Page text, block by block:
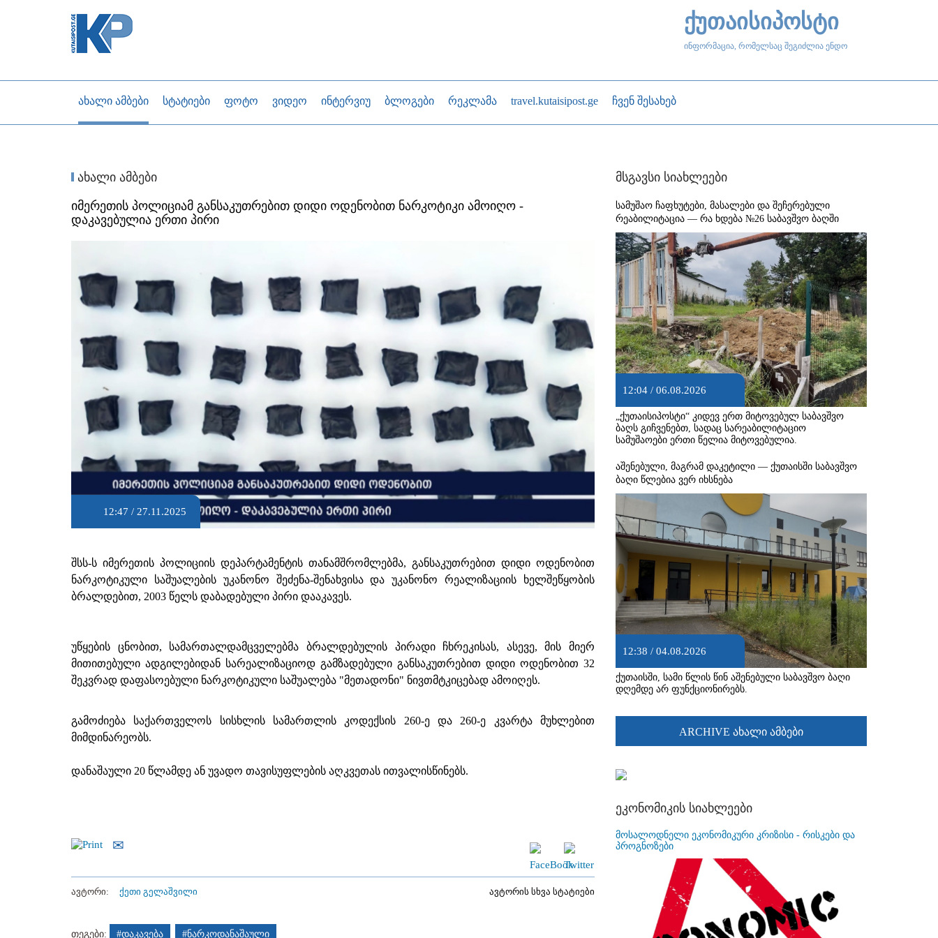
ქუთაისიპოსტი
ინფორმაცია, რომელსაც შეგიძლია ენდო
ახალი ამბები სტატიები ფოტო ვიდეო ინტერვიუ ბლოგები რეკლამა travel.kutaisipost.ge ჩვენ შესახებ
ახალი ამბები
იმერეთის პოლიციამ განსაკუთრებით დიდი ოდენობით ნარკოტიკი ამოიღო -
დაკავებულია ერთი პირი
12:47 / 27.11.2025
შსს-ს იმერეთის პოლიციის დეპარტამენტის თანამშრომლებმა, განსაკუთრებით დიდი ოდენობით
ნარკოტიკული საშუალების უკანონო შეძენა-შენახვისა და უკანონო რეალიზაციის ხელშეწყობის
ბრალდებით, 2003 წელს დაბადებული პირი დააკავეს.
უწყების ცნობით, სამართალდამცველებმა ბრალდებულის პირადი ჩხრეკისას, ასევე, მის მიერ
მითითებული ადგილებიდან სარეალიზაციოდ გამზადებული განსაკუთრებით დიდი ოდენობით 32
შეკვრად დაფასოებული ნარკოტიკული საშუალება "მეთადონი" ნივთმტკიცებად ამოიღეს.
გამოძიება საქართველოს სისხლის სამართლის კოდექსის 260-ე და 260-ე კვარტა მუხლებით
მიმდინარეობს.
დანაშაული 20 წლამდე ან უვადო თავისუფლების აღკვეთას ითვალისწინებს.
ავტორი: ქეთი გელაშვილი ავტორის სხვა სტატიები
თეგები: #დაკავება #ნარკოდანაშაული
მსგავსი სიახლეები
სამუშაო ჩაფხუტები, მასალები და შეჩერებული
რეაბილიტაცია — რა ხდება №26 საბავშვო ბაღში
12:04 / 06.08.2026
„ქუთაისიპოსტი“ კიდევ ერთ მიტოვებულ საბავშვო
ბაღს გიჩვენებთ, სადაც სარეაბილიტაციო
სამუშაოები ერთი წელია მიტოვებულია.
აშენებული, მაგრამ დაკეტილი — ქუთაისში საბავშვო
ბაღი წლებია ვერ იხსნება
12:38 / 04.08.2026
ქუთაისში, სამი წლის წინ აშენებული საბავშვო ბაღი
დღემდე არ ფუნქციონირებს.
ARCHIVE ახალი ამბები
ეკონომიკის სიახლეები
მოსალოდნელი ეკონომიკური კრიზისი - რისკები და
პროგნოზები